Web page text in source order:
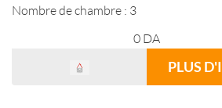
Nombre de chambre : 3
0 DA
PLUS